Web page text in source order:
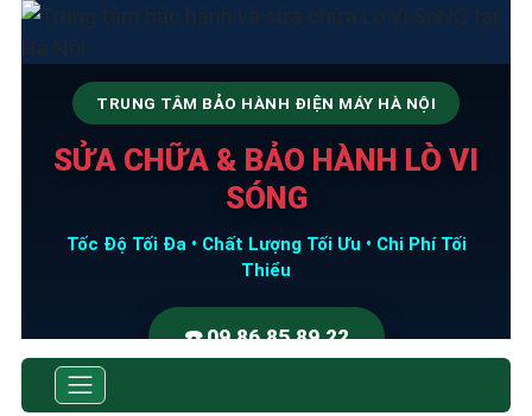
TRUNG TÂM BẢO HÀNH ĐIỆN MÁY HÀ NỘI
SỬA CHỮA & BẢO HÀNH LÒ VI
SÓNG
Tốc Độ Tối Đa • Chất Lượng Tối Ưu • Chi Phí Tối
Thiểu
☎️ 09.86.85.89.22